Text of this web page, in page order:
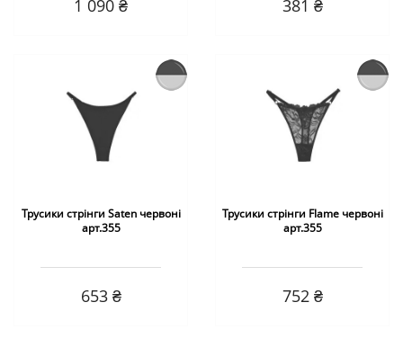
1 090 ₴ 381 ₴
Трусики стрінги Saten червоні
арт.355
653 ₴
Трусики стрінги Flame червоні
арт.355
752 ₴